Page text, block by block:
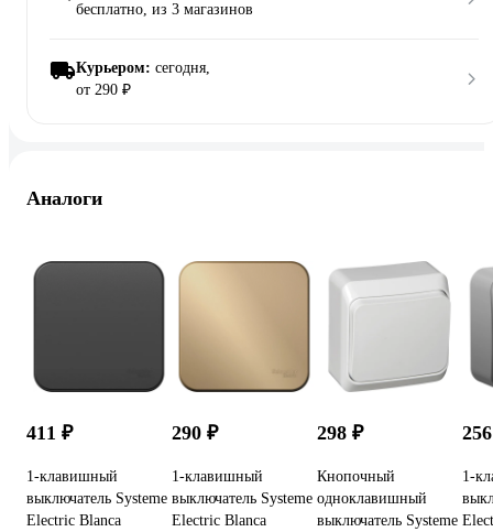
бесплатно, из 3 магазинов
Курьером: сегодня,
от 290 ₽
Аналоги
411 ₽
1-клавишный
выключатель Systeme
Electric Blanca
290 ₽
1-клавишный
выключатель Systeme
Electric Blanca
298 ₽
Кнопочный
одноклавишный
выключатель Systeme
1-